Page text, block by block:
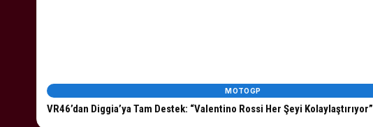
MOTOGP
VR46’dan Diggia’ya Tam Destek: “Valentino Rossi Her Şeyi Kolaylaştırıyor”